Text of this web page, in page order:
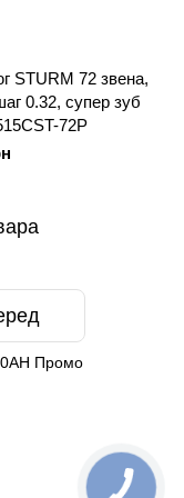
STURM 72 звена,
0.32, супер зуб
72P